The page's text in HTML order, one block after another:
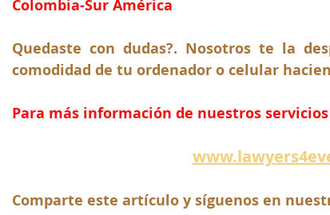
Colombia-Sur América
Quedaste con dudas?. Nosotros te la
comodidad de tu ordenador o celular
Para más información de nuestros
Comparte este artículo y síguenos en